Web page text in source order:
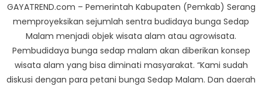
GAYATREND.com – Pemerintah Kabupaten (Pemkab) Serang
memproyeksikan sejumlah sentra budidaya bunga Sedap
Malam menjadi objek wisata alam atau agrowisata.
Pembudidaya bunga sedap malam akan diberikan konsep
wisata alam yang bisa diminati masyarakat. “Kami sudah
diskusi dengan para petani bunga Sedap Malam. Dan daerah